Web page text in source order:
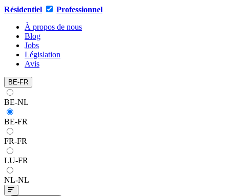
Résidentiel
Professionnel
À propos de nous
Blog
Jobs
Législation
Avis
BE-FR
BE-NL
BE-FR
FR-FR
LU-FR
NL-NL